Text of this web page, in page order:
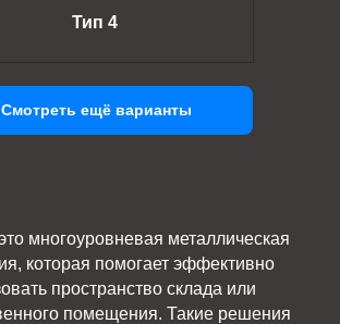
Тип 4
Смотреть ещё варианты
многоуровневая металлическая
которая помогает эффективно
пространство склада или
помещения. Такие решения